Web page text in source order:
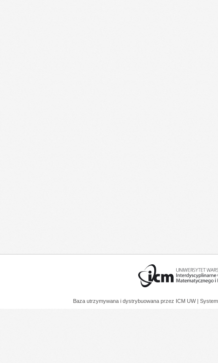
Baza utrzymywana i dystrybuowana przez ICM UW |